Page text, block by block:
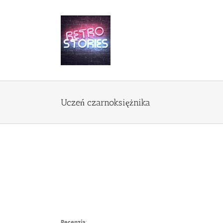
Uczeń czarnoksiężnika